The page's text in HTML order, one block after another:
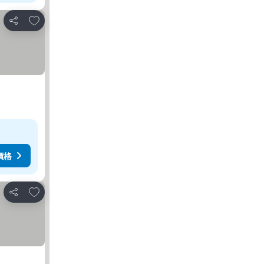
分享
加入我的最愛
格
分享
加入我的最愛